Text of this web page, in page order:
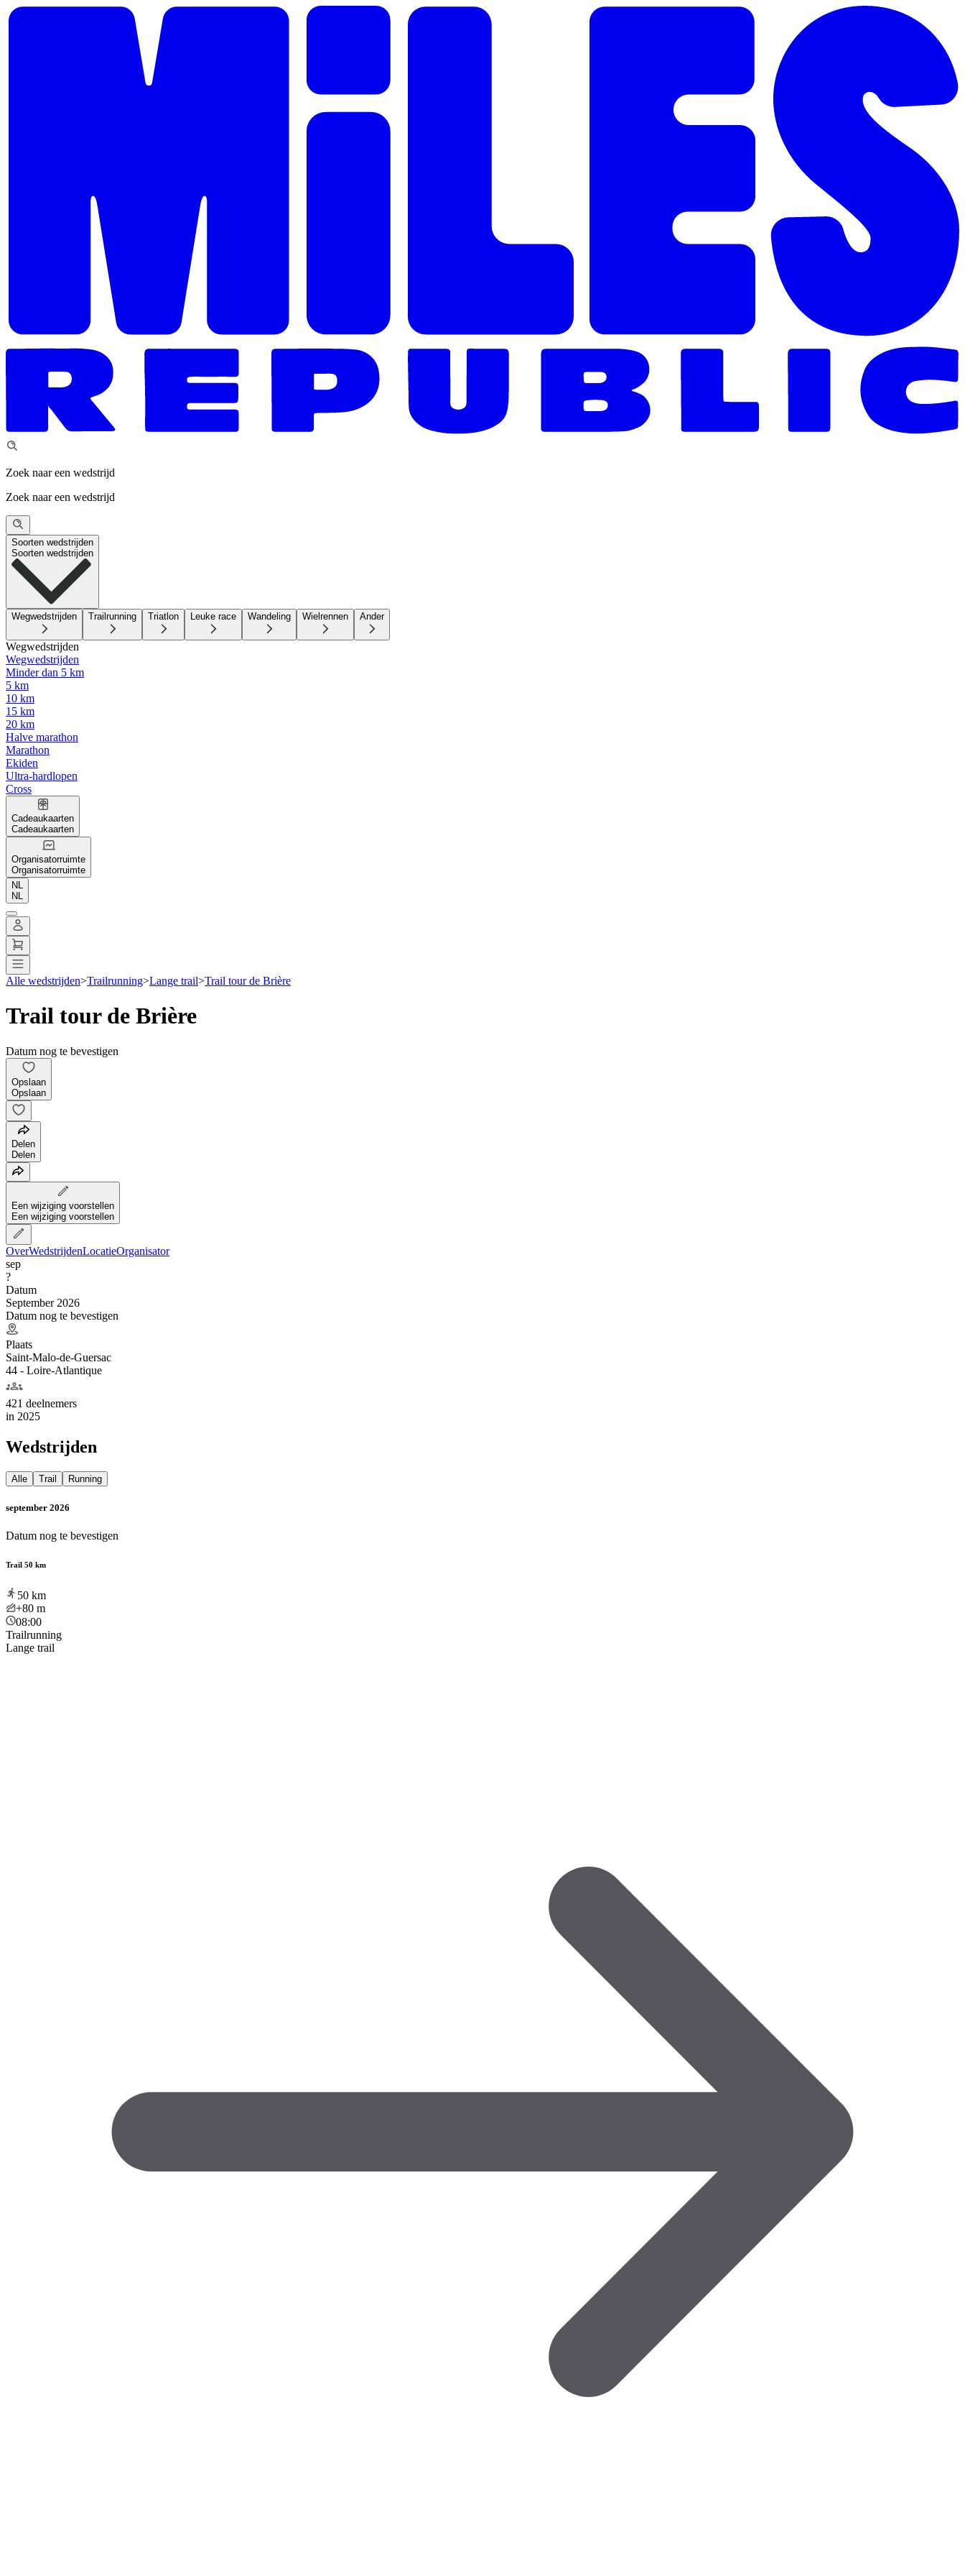
Zoek naar een wedstrijd
Zoek naar een wedstrijd
Soorten wedstrijden
Soorten wedstrijden
Wegwedstrijden Trailrunning Triatlon Leuke race Wandeling Wielrennen Ander
Wegwedstrijden
Wegwedstrijden
Minder dan 5 km
5 km
10 km
15 km
20 km
Halve marathon
Marathon
Ekiden
Ultra-hardlopen
Cross
Cadeaukaarten
Cadeaukaarten
Organisatorruimte
Organisatorruimte
NL
NL
Alle wedstrijden>Trailrunning>Lange trail>Trail tour de Brière
Trail tour de Brière
Datum nog te bevestigen
Opslaan
Opslaan
Delen
Delen
Een wijziging voorstellen
Een wijziging voorstellen
OverWedstrijdenLocatieOrganisator
sep
?
Datum
September 2026
Datum nog te bevestigen
Plaats
Saint-Malo-de-Guersac
44 - Loire-Atlantique
421 deelnemers
in 2025
Wedstrijden
Alle Trail Running
september 2026
Datum nog te bevestigen
Trail 50 km
50 km
+80 m
08:00
Trailrunning
Lange trail